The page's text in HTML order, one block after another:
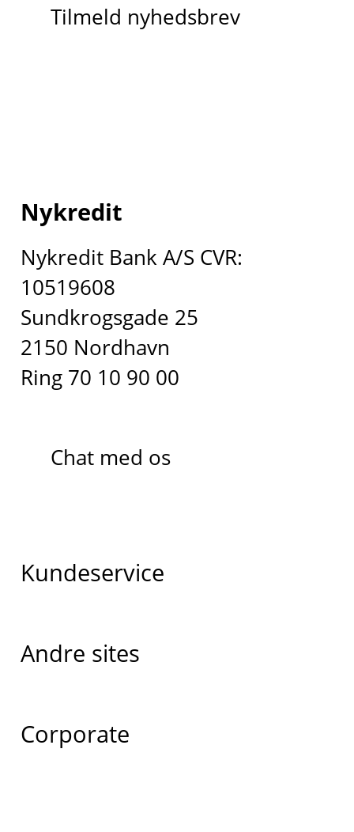
Tilmeld nyhedsbrev
Nykredit
Nykredit Bank A/S CVR:
10519608
Sundkrogsgade 25
2150 Nordhavn
Ring 70 10 90 00
Chat med os
Kundeservice
Andre sites
Corporate